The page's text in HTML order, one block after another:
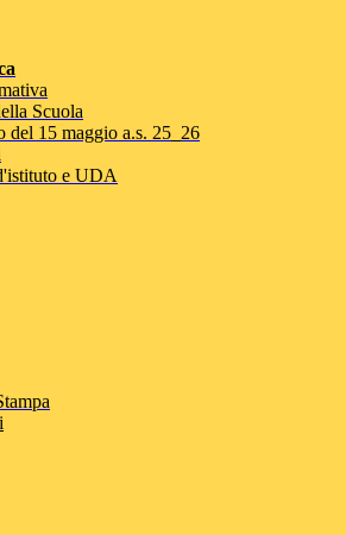
Scuola
del 15 maggio a.s. 25_26
e UDA